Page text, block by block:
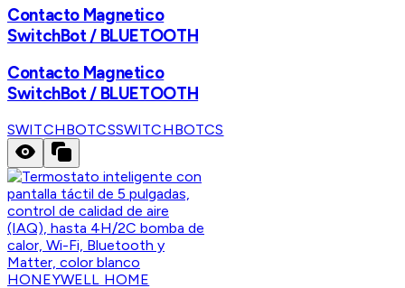
Contacto Magnetico
SwitchBot / BLUETOOTH
Contacto Magnetico
SwitchBot / BLUETOOTH
SWITCHBOTCSSWITCHBOTCS
HONEYWELL HOME